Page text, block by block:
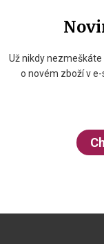
Už nikdy
o novém zboží v